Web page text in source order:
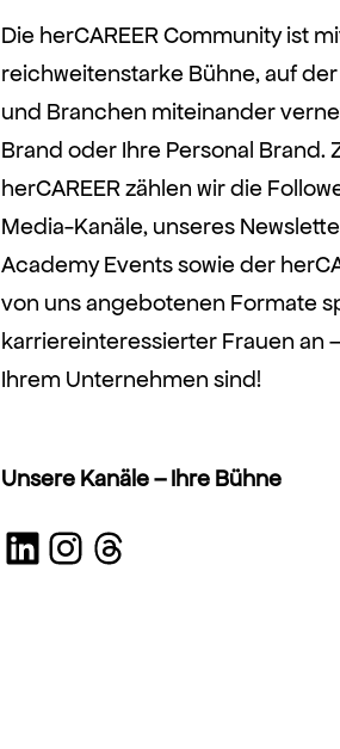
Die herCAREER Community ist
reichweitenstarke Bühne, auf
und Branchen miteinander
Brand oder Ihre Personal
herCAREER zählen wir die
Media-Kanäle, unseres
Academy Events sowie der
von uns angebotenen Formate
karriereinteressierter Frauen an
Ihrem Unternehmen sind!
Unsere Kanäle – Ihre Bühne
LinkedIn Instagram Threads